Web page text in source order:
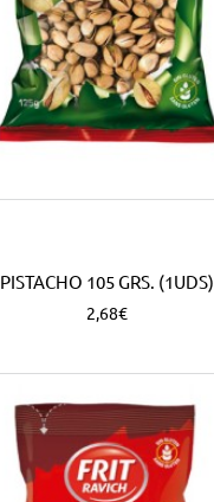
PISTACHO 105 GRS. (1UDS)
2,68€